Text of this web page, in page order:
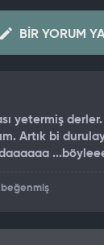
BIR YORUM
yetermiş
Artık bi
beğenmiş